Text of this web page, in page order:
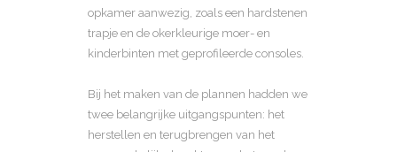
opkamer aanwezig, zoals een hardstenen
trapje en de okerkleurige moer- en
kinderbinten met geprofileerde consoles.
Bij het maken van de plannen hadden we
twee belangrijke uitgangspunten: het
herstellen en terugbrengen van het